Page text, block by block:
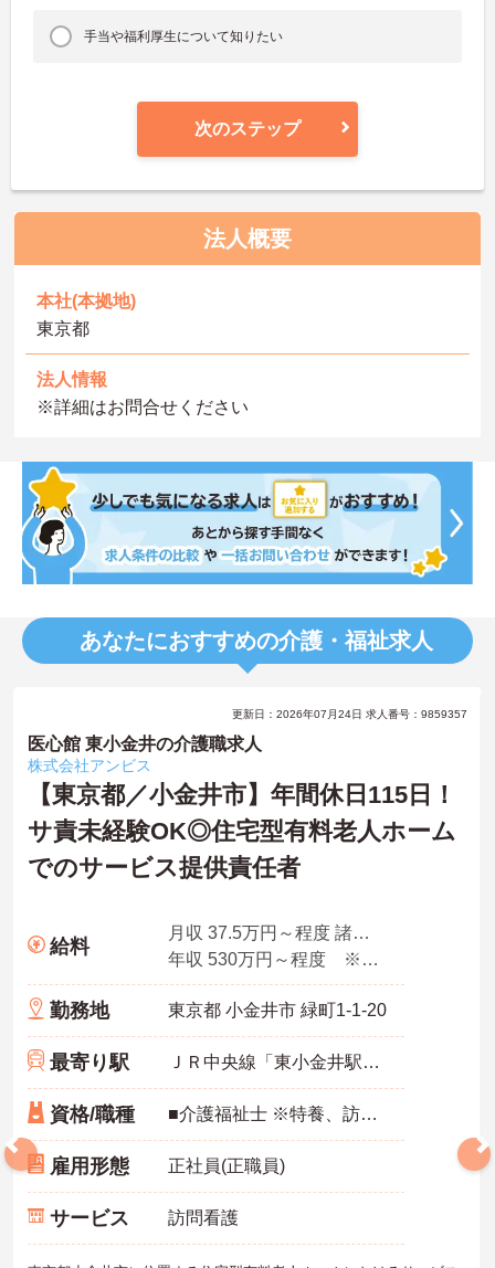
手当や福利厚生について知りたい
次のステップ
法人概要
本社(本拠地)
東京都
法人情報
※詳細はお問合せください
あなたにおすすめの介護・福祉求人
更新日：2026年07月24日 求人番号：9859357
医心館 東小金井の介護職求人
株式会社アンビス
【東京都／小金井市】年間休日115日！
サ責未経験OK◎住宅型有料老人ホーム
でのサービス提供責任者
給料
月収 37.5万円～程度 諸手当込・夜勤4回想定
年収 530万円～程度 ※想定年収
勤務地 東京都 小金井市 緑町1-1-20
最寄り駅 ＪＲ中央線「東小金井駅」徒歩3分
資格/職種 ■介護福祉士 ※特養、訪問介護、老健、病院などで介護の実務経験3年以上お持ちの方 ※サ責未経験スタートの実績多数
雇用形態 正社員(正職員)
サービス 訪問看護